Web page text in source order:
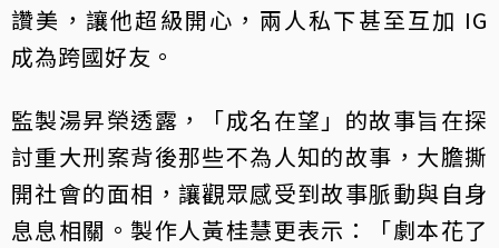
讚美，讓他超級開心，兩人私下甚至互加 IG
成為跨國好友。
監製湯昇榮透露，「成名在望」的故事旨在探
討重大刑案背後那些不為人知的故事，大膽撕
開社會的面相，讓觀眾感受到故事脈動與自身
息息相關。製作人黃桂慧更表示：「劇本花了